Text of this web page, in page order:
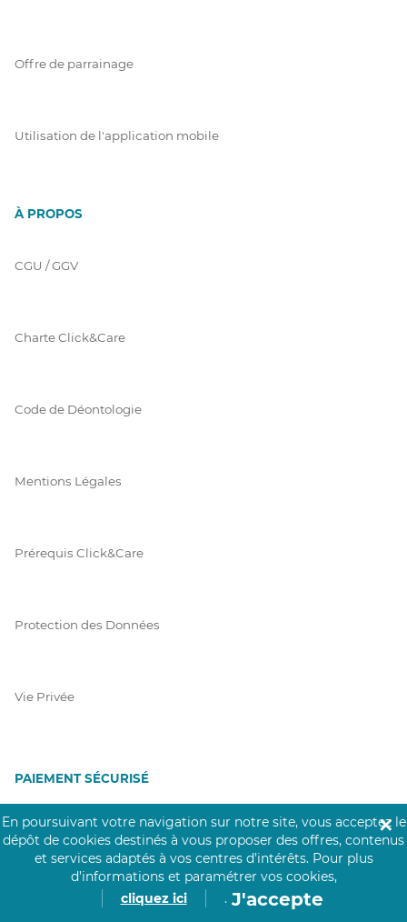
Offre de parrainage
Utilisation de l'application mobile
À PROPOS
CGU / GGV
Charte Click&Care
Code de Déontologie
Mentions Légales
Prérequis Click&Care
Protection des Données
Vie Privée
PAIEMENT SÉCURISÉ
La collecte de vos informations de carte bancaire est cryptée
et assurée par Mangopay, société dûment agréée auprès de la
Banque de France.
En poursuivant votre navigation sur notre site, vous acceptez le
dépôt de cookies destinés à vous proposer des offres, contenus
et services adaptés à vos centres d’intérêts. Pour plus
d’informations et paramétrer vos cookies,
cliquez ici
. J'accepte
✕